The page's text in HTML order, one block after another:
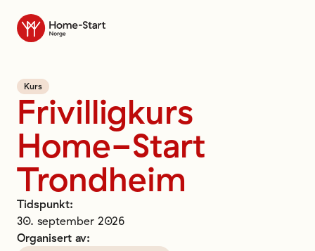
Til forsiden
Kurs
Frivilligkurs
Home-Start
Trondheim
Tidspunkt:
30. september 2026
Organisert av: